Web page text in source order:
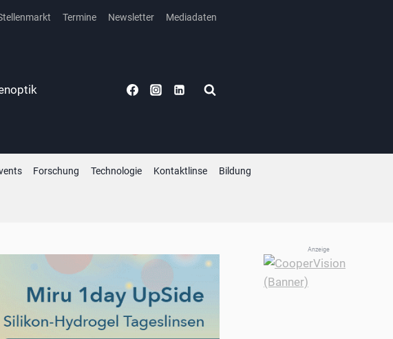
Termine Newsletter Mediadaten
Forschung Technologie Kontaktlinse Bildung
Anzeige